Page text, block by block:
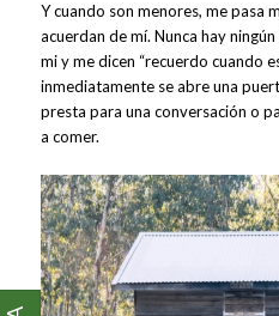
Y cuando son menores, me pasa
acuerdan de mí. Nunca hay
mi y me dicen “recuerdo cuando
inmediatamente se abre una
presta para una conversación o
a comer.